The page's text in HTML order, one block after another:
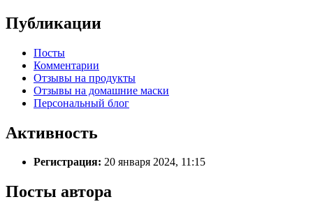
Публикации
Посты
Комментарии
Отзывы на продукты
Отзывы на домашние маски
Персональный блог
Активность
Регистрация: 20 января 2024, 11:15
Посты автора